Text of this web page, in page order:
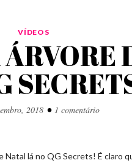
VÍDEOS
2018 • 1 comentário
lá no QG Secrets! É claro